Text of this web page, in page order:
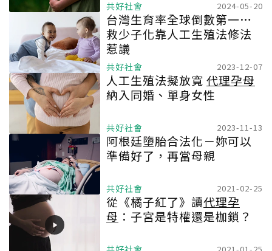
共好社會 2024-05-20
台灣生育率全球倒數第一…
救少子化靠人工生殖法修法
惹議
共好社會 2023-12-07
人工生殖法擬放寬 代理孕母
納入同婚、單身女性
共好社會 2023-11-13
阿根廷墮胎合法化－妳可以
準備好了，再當母親
共好社會 2021-02-25
從《橘子紅了》讀代理孕
母 ：子宮是特權還是枷鎖？